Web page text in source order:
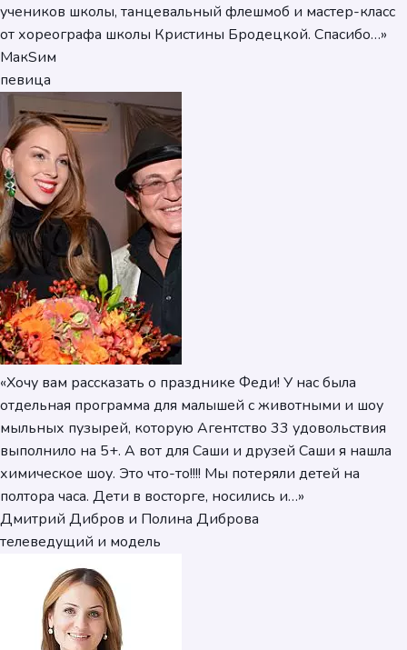
учеников школы, танцевальный флешмоб и мастер-класс
от хореографа школы Кристины Бродецкой. Спасибо…»
МакSим
певица
«Хочу вам рассказать о празднике Феди! У нас была
отдельная программа для малышей с животными и шоу
мыльных пузырей, которую Агентство 33 удовольствия
выполнило на 5+. А вот для Саши и друзей Саши я нашла
химическое шоу. Это что-то!!!! Мы потеряли детей на
полтора часа. Дети в восторге, носились и…»
Дмитрий Дибров и Полина Диброва
телеведущий и модель